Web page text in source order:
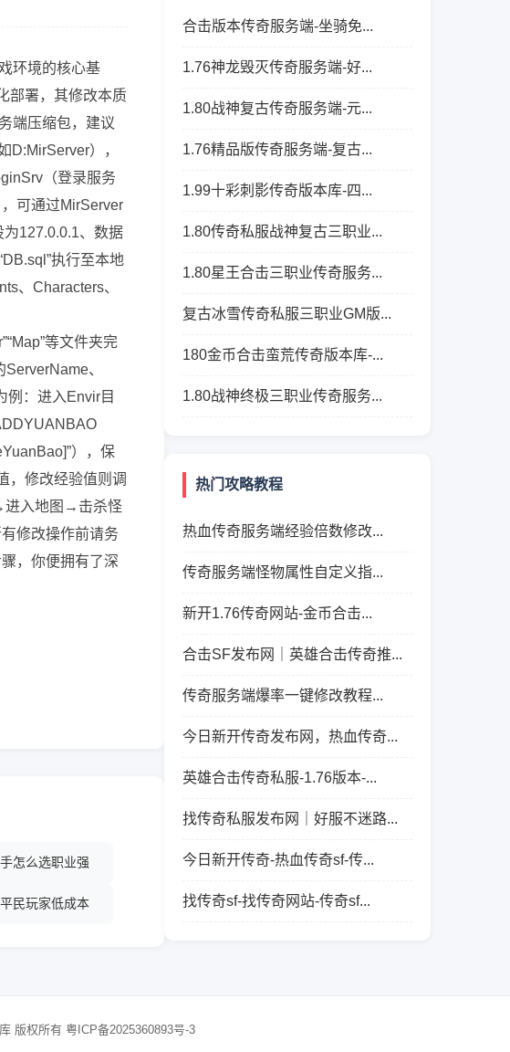
环境的核心基
部署，其修改本质
端压缩包，建议
D:MirServer），
（登录服务
可通过MirServer
为127.0.0.1、数据
执行至本地
、Characters、
等文件夹完
、
：进入Envir目
），保
，修改经验值则调
进入地图→击杀怪
修改操作前请务
，你便拥有了深
怎么选职业强
民玩家低成本
合击版本传奇服务端-坐骑免...
1.76神龙毁灭传奇服务端-好...
1.80战神复古传奇服务端-元...
1.76精品版传奇服务端-复古...
1.99十彩刺影传奇版本库-四...
1.80传奇私服战神复古三职业...
1.80星王合击三职业传奇服务...
复古冰雪传奇私服三职业GM版...
180金币合击蛮荒传奇版本库-...
1.80战神终极三职业传奇服务...
热门攻略教程
热血传奇服务端经验倍数修改...
传奇服务端怪物属性自定义指...
新开1.76传奇网站-金币合击...
合击SF发布网｜英雄合击传奇推...
传奇服务端爆率一键修改教程...
今日新开传奇发布网，热血传奇...
英雄合击传奇私服-1.76版本-...
找传奇私服发布网｜好服不迷路...
今日新开传奇-热血传奇sf-传...
找传奇sf-找传奇网站-传奇sf...
版权所有 粤ICP备2025360893号-3